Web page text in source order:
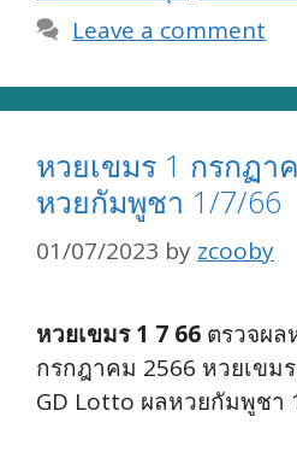
Leave a comment
หวยเขมร 1 กรกฏา
หวยกัมพูชา 1/7/66
01/07/2023 by zcooby
หวยเขมร 1 7 66 ตรวจผล
กรกฎาคม 2566 หวยเขม
GD Lotto ผลหวยกัมพูชา